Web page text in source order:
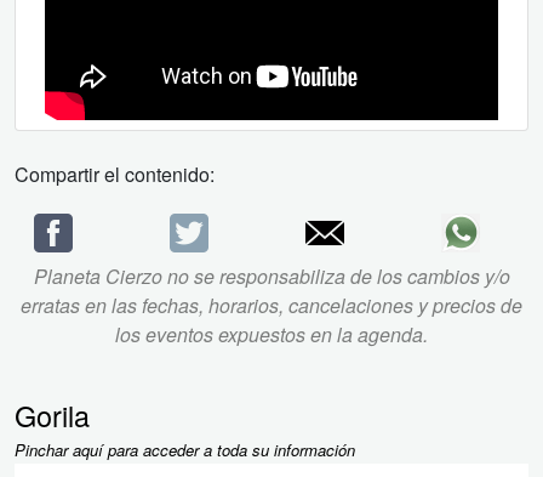
Compartir el contenido:
Planeta Cierzo no se responsabiliza de los cambios y/o
erratas en las fechas, horarios, cancelaciones y precios de
los eventos expuestos en la agenda.
Gorila
Pinchar aquí para acceder a toda su información